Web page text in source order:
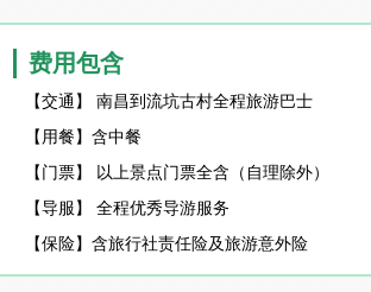
费用包含
【交通】 南昌到流坑古村全程旅游巴士
【用餐】含中餐
【门票】 以上景点门票全含（自理除外）
【导服】 全程优秀导游服务
【保险】含旅行社责任险及旅游意外险